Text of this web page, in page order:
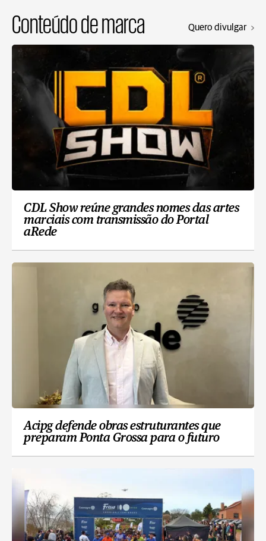
Conteúdo de marca Quero divulgar
CDL Show reúne grandes nomes das artes
marciais com transmissão do Portal
aRede
Acipg defende obras estruturantes que
preparam Ponta Grossa para o futuro